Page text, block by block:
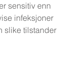
sensitiv enn
infeksjoner
slike tilstander